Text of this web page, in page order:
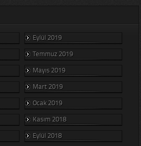
Eylül 2019
Temmuz 2019
Mayıs 2019
Mart 2019
Ocak 2019
Kasım 2018
Eylül 2018